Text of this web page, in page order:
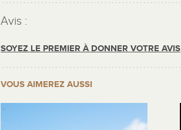
Avis :
SOYEZ LE PREMIER À DONNER VOTRE AVIS
VOUS AIMEREZ AUSSI